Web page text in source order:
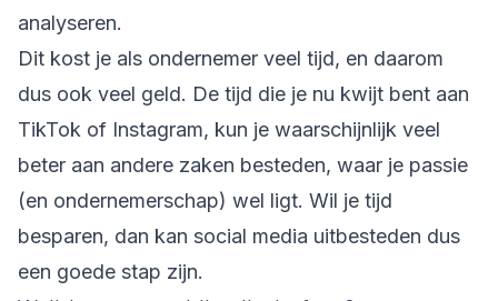
analyseren.
Dit kost je als ondernemer veel tijd, en daarom
dus ook veel geld. De tijd die je nu kwijt bent aan
TikTok of Instagram, kun je waarschijnlijk veel
beter aan andere zaken besteden, waar je passie
(en ondernemerschap) wel ligt. Wil je tijd
besparen, dan kan social media uitbesteden dus
een goede stap zijn.